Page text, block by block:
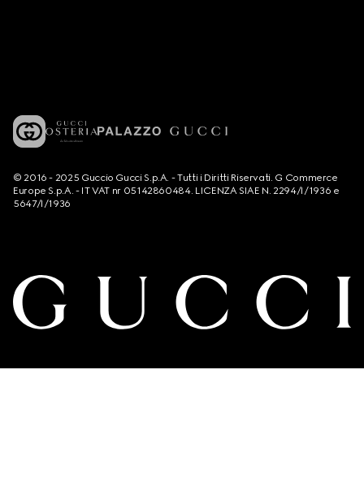
© 2016 - 2025 Guccio Gucci S.p.A. - Tutti i Diritti Riservati. G Commerce
Europe S.p.A. - IT VAT nr 05142860484. LICENZA SIAE N. 2294/I/1936 e
5647/I/1936